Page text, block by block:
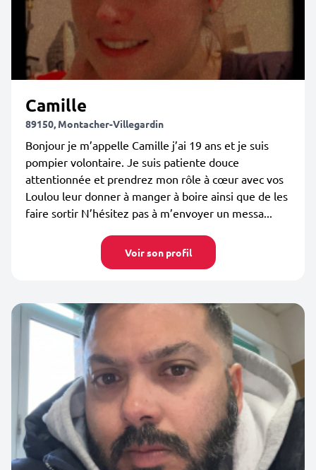
Camille
89150, Montacher-Villegardin
Bonjour je m’appelle Camille j’ai 19 ans et je suis
pompier volontaire. Je suis patiente douce
attentionnée et prendrez mon rôle à cœur avec vos
Loulou leur donner à manger à boire ainsi que de les
faire sortir N’hésitez pas à m’envoyer un messa...
Voir son profil